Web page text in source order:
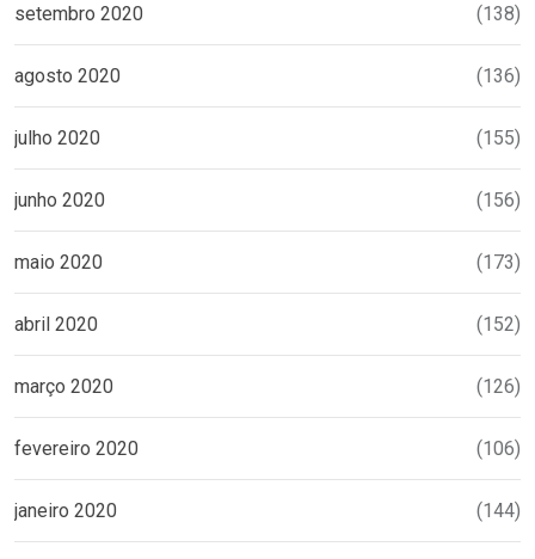
setembro 2020 (138)
agosto 2020 (136)
julho 2020 (155)
junho 2020 (156)
maio 2020 (173)
abril 2020 (152)
março 2020 (126)
fevereiro 2020 (106)
janeiro 2020 (144)